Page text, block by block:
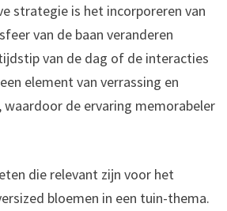
strategie is het incorporeren van
van de baan veranderen
van de dag of de interacties
element van verrassing en
de ervaring memorabeler
die relevant zijn voor het
bloemen in een tuin-thema.